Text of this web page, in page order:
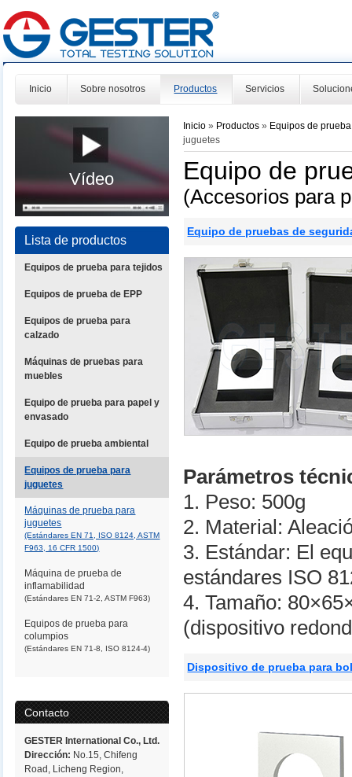
Inicio Sobre nosotros Productos Servicios
Vídeo
Lista de productos
Equipos de prueba para tejidos
Equipos de prueba de EPP
Equipos de prueba para
calzado
Máquinas de pruebas para
muebles
Equipo de prueba para papel y
envasado
Equipo de prueba ambiental
Equipos de prueba para
juguetes
Máquinas de prueba para
juguetes
(Estándares EN 71, ISO 8124, ASTM
F963, 16 CFR 1500)
Máquina de prueba de
inflamabilidad
(Estándares EN 71-2, ASTM F963)
Equipos de prueba para
columpios
(Estándares EN 71-8, ISO 8124-4)
Contacto
GESTER International Co., Ltd.
Dirección: No.15, Chifeng
Road, Licheng Region,
Inicio » Productos» Equipos de
juguetes
Equipo de
(Accesorios para
Equipo de pruebas de
Parámetros
1. Peso: 500g
2. Material:
3. Estándar: El
estándares ISO
4. Tamaño:
(dispositivo
Dispositivo de prueba para